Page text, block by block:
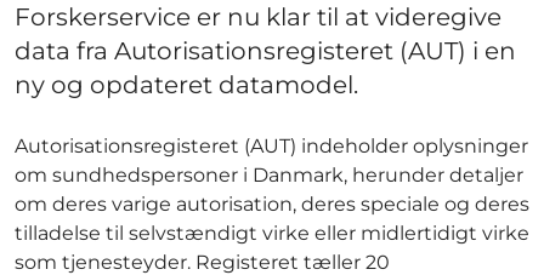
Forskerservice er nu klar til at videregive
data fra Autorisationsregisteret (AUT) i en
ny og opdateret datamodel.
Autorisationsregisteret (AUT) indeholder oplysninger
om sundhedspersoner i Danmark, herunder detaljer
om deres varige autorisation, deres speciale og deres
tilladelse til selvstændigt virke eller midlertidigt virke
som tjenesteyder. Registeret tæller 20